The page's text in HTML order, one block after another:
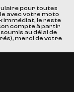
pour toutes
avec votre moto
immédiat, le reste
compte à partir
au délai de
merci de votre